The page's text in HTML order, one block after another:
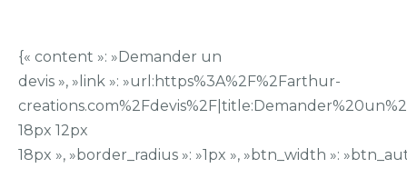
{« content »: »Demander un
devis », »link »: »url:https%3A%2F%2Farthur-
18px 12px
18px », »border_radius »: »1px », »btn_width »: